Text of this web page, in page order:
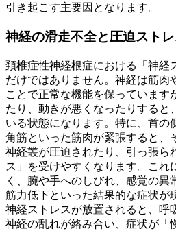
引き起こす主要因となります。
神経の滑走不全と圧迫ストレ
頚椎症性神経根症における「神経
だけではありません。神経は筋肉
ことで正常な機能を保っています
たり、動きが悪くなったりすると
いる状態になります。特に、首の
角筋といった筋肉が緊張すると、
神経叢が圧迫されたり、引っ張ら
ス」を受けやすくなります。これ
く、腕や手へのしびれ、感覚の異
筋力低下といった結果的な症状が
神経ストレスが放置されると、呼
神経の乱れが絡み合い、症状が「